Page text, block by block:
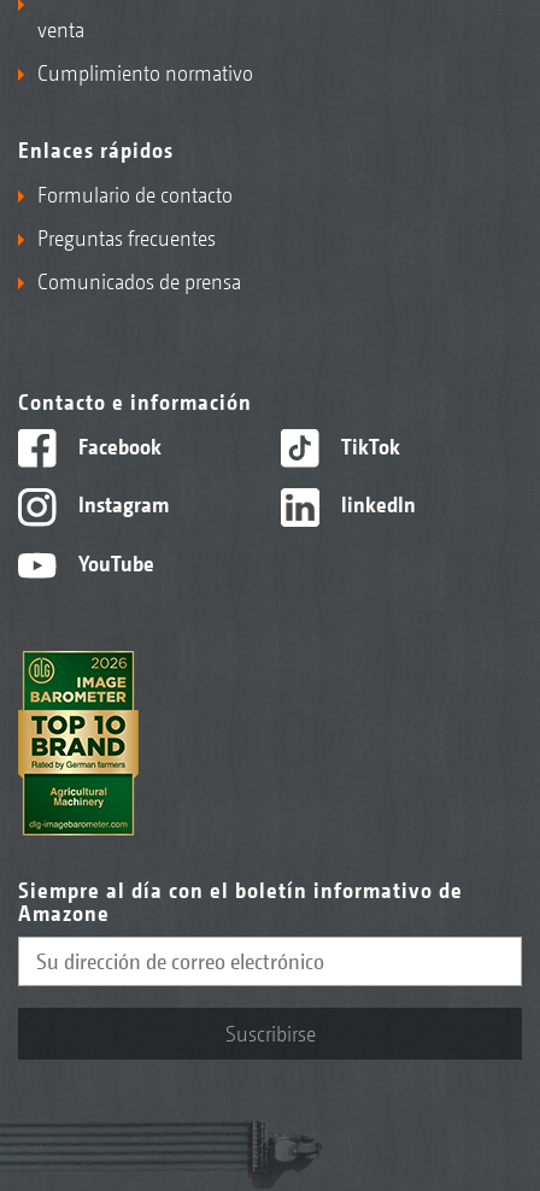
venta
Cumplimiento normativo
Enlaces rápidos
Formulario de contacto
Preguntas frecuentes
Comunicados de prensa
Contacto e información
Facebook
Instagram
YouTube
TikTok
linkedIn
Siempre al día con el boletín informativo de
Amazone
Suscribirse